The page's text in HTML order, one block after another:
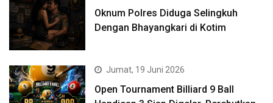
Oknum Polres Diduga Selingkuh
Dengan Bhayangkari di Kotim
Jumat, 19 Juni 2026
Open Tournament Billiard 9 Ball